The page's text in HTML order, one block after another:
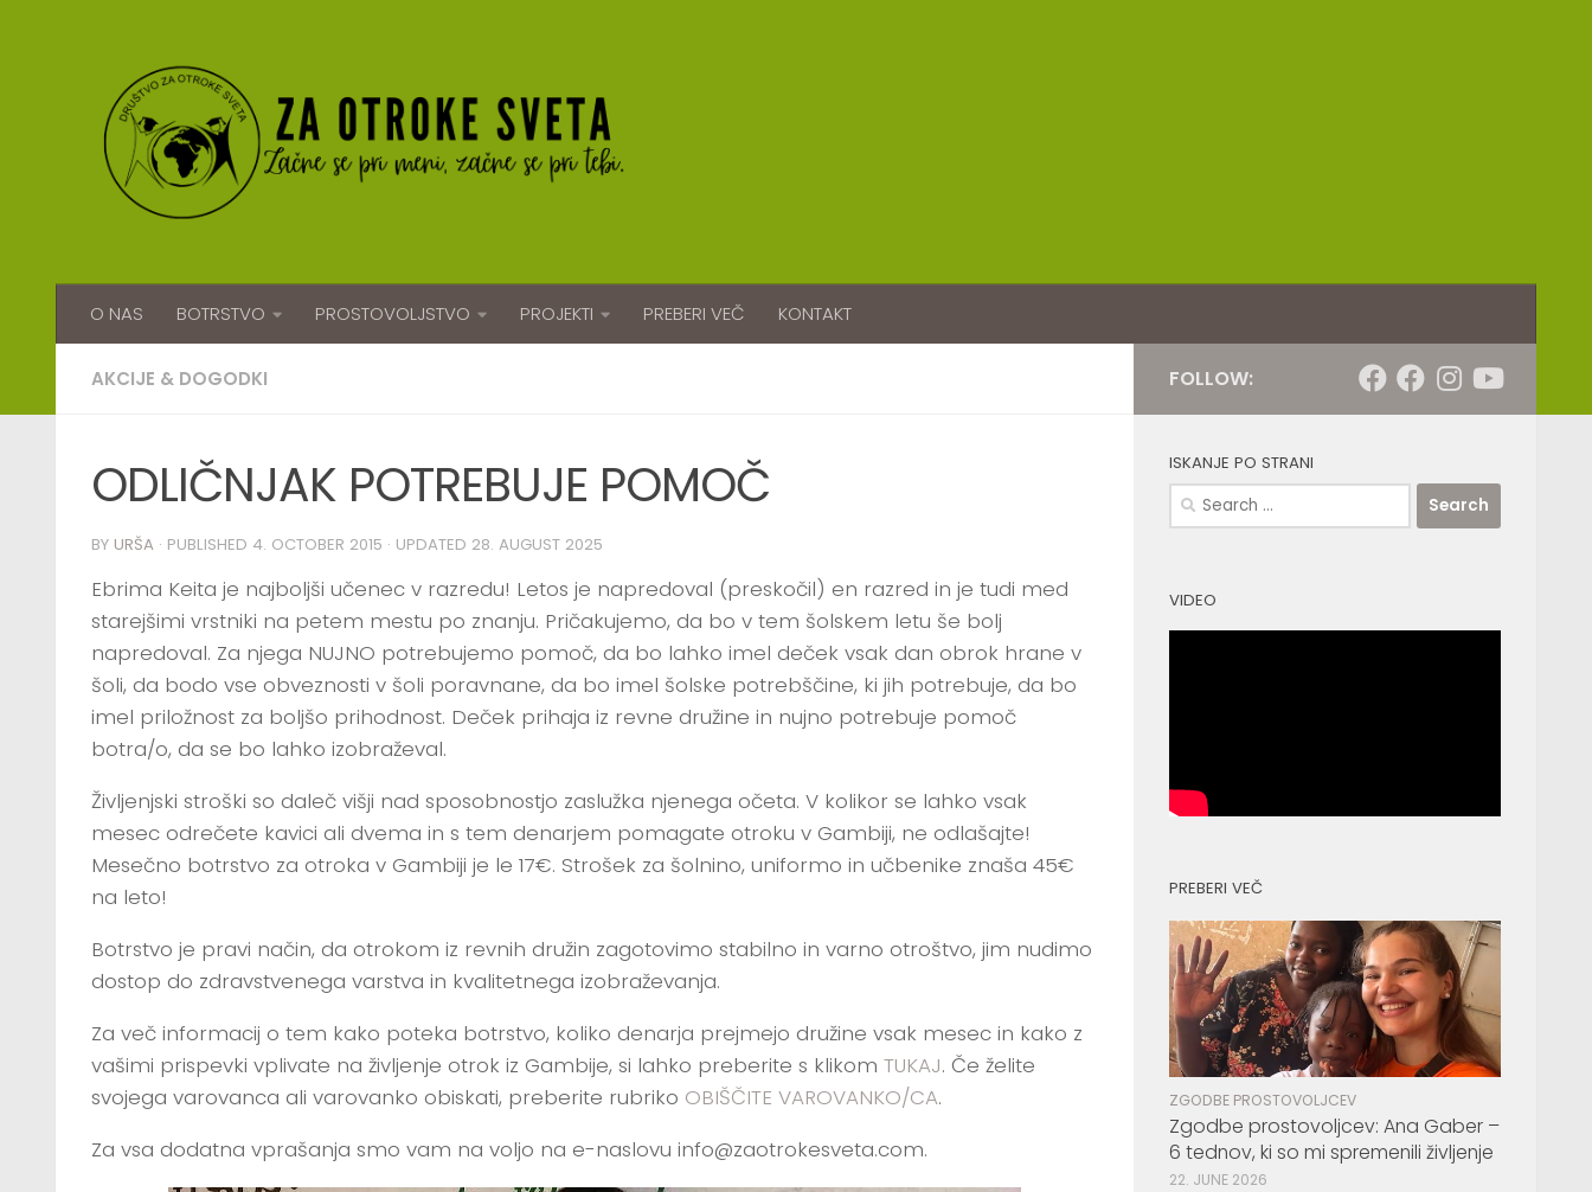
O NAS BOTRSTVO PROSTOVOLJSTVO PROJEKTI PREBERI VEČ KONTAKT
AKCIJE & DOGODKI
ODLIČNJAK POTREBUJE POMOČ
BY URŠA · PUBLISHED 4. OCTOBER 2015 · UPDATED 28. AUGUST 2025
Ebrima Keita je najboljši učenec v razredu! Letos je napredoval (preskočil) en razred in je tudi med
starejšimi vrstniki na petem mestu po znanju. Pričakujemo, da bo v tem šolskem letu še bolj
napredoval. Za njega NUJNO potrebujemo pomoč, da bo lahko imel deček vsak dan obrok hrane v
šoli, da bodo vse obveznosti v šoli poravnane, da bo imel šolske potrebščine, ki jih potrebuje, da bo
imel priložnost za boljšo prihodnost. Deček prihaja iz revne družine in nujno potrebuje pomoč
botra/o, da se bo lahko izobraževal.
Življenjski stroški so daleč višji nad sposobnostjo zaslužka njenega očeta. V kolikor se lahko vsak
mesec odrečete kavici ali dvema in s tem denarjem pomagate otroku v Gambiji, ne odlašajte!
Mesečno botrstvo za otroka v Gambiji je le 17€. Strošek za šolnino, uniformo in učbenike znaša 45€
na leto!
Botrstvo je pravi način, da otrokom iz revnih družin zagotovimo stabilno in varno otroštvo, jim nudimo
dostop do zdravstvenega varstva in kvalitetnega izobraževanja.
Za več informacij o tem kako poteka botrstvo, koliko denarja prejmejo družine vsak mesec in kako z
vašimi prispevki vplivate na življenje otrok iz Gambije, si lahko preberite s klikom TUKAJ. Če želite
svojega varovanca ali varovanko obiskati, preberite rubriko OBIŠČITE VAROVANKO/CA.
Za vsa dodatna vprašanja smo vam na voljo na e-naslovu info@zaotrokesveta.com.
FOLLOW:
ISKANJE PO STRANI
Search
for:
VIDEO
PREBERI VEČ
ZGODBE PROSTOVOLJCEV
Zgodbe prostovoljcev: Ana Gaber –
6 tednov, ki so mi spremenili življenje
22. JUNE 2026